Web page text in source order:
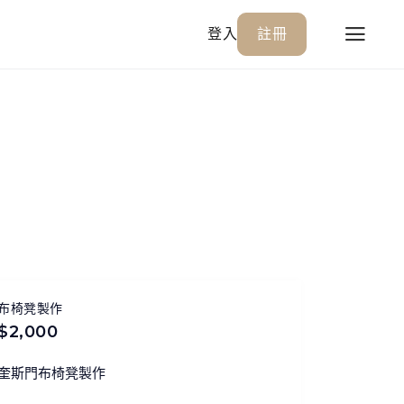
登入 註冊
椅凳製作
斯門布椅凳製作